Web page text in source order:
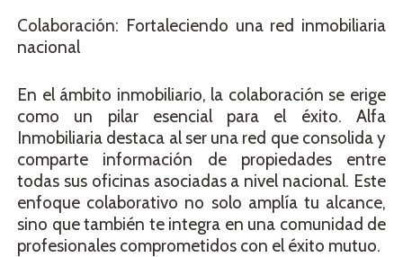
Colaboración: Fortaleciendo una red inmobiliaria
nacional
En el ámbito inmobiliario, la colaboración se erige
como un pilar esencial para el éxito. Alfa
Inmobiliaria destaca al ser una red que consolida y
comparte información de propiedades entre
todas sus oficinas asociadas a nivel nacional. Este
enfoque colaborativo no solo amplía tu alcance,
sino que también te integra en una comunidad de
profesionales comprometidos con el éxito mutuo.